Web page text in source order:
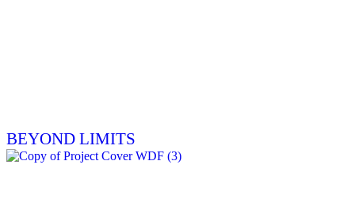
BEYOND LIMITS